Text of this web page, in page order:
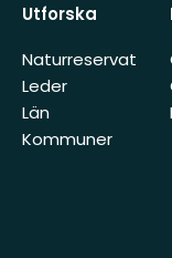
Utforska
Naturreservat
Leder
Län
Kommuner